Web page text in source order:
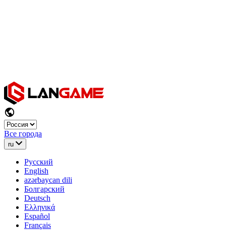
Все города
ru
Русский
English
azərbaycan dili
Болгарский
Deutsch
Ελληνικά
Español
Français